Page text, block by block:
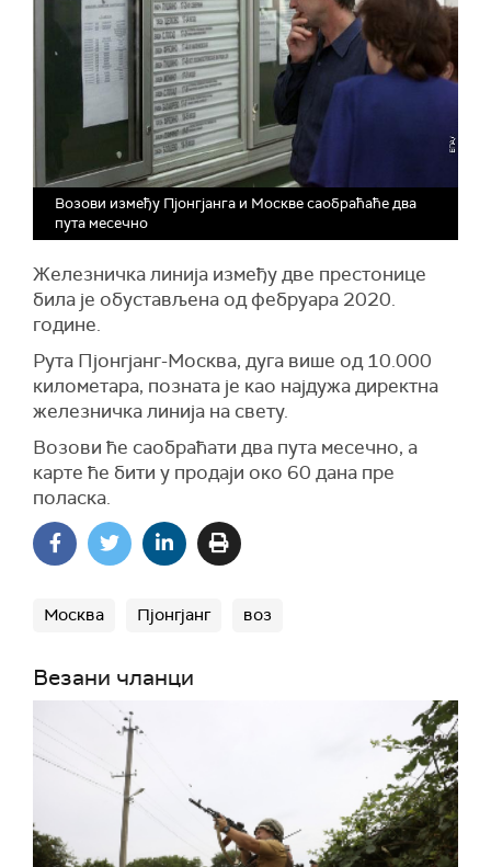
Возови између Пјонгјанга и Москве саобраћаће два
пута месечно
Железничка линија између две престонице
била је обустављена од фебруара 2020.
године.
Рута Пјонгјанг-Москва, дуга више од 10.000
километара, позната је као најдужа директна
железничка линија на свету.
Возови ће саобраћати два пута месечно, а
карте ће бити у продаји око 60 дана пре
поласка.
Москва Пјонгјанг воз
Везани чланци